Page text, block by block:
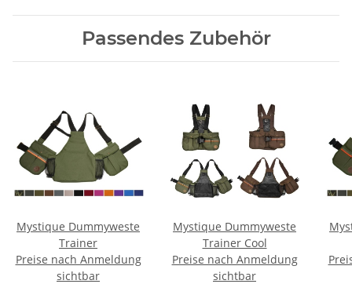
Passendes Zubehör
Mystique Dummyweste
Trainer
Preise nach Anmeldung
sichtbar
Mystique Dummyweste
Trainer Cool
Preise nach Anmeldung
sichtbar